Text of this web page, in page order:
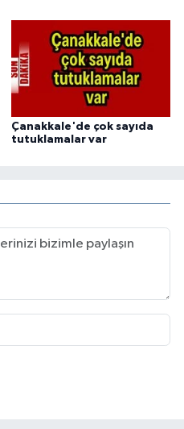
Çanakkale'de çok sayıda
tutuklamalar var